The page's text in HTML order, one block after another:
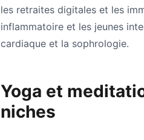
les retraites digitales et les
inflammatoire et les jeunes
cardiaque et la sophrologie.
Yoga et
niches